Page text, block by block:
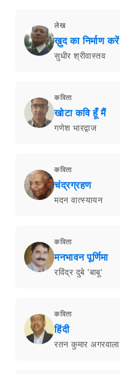
लेख
ख़ुद का निर्माण करें
सुधीर श्रीवास्तव
कविता
खोटा कवि हूँ मैं
गणेश भारद्वाज
कविता
चंद्रग्रहण
मदन वात्स्यायन
कविता
मनभावन पूर्णिमा
रविंद्र दुबे 'बाबू'
कविता
हिंदी
रतन कुमार अगरवाला